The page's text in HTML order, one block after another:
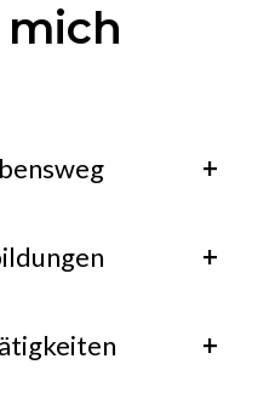
(Jena)